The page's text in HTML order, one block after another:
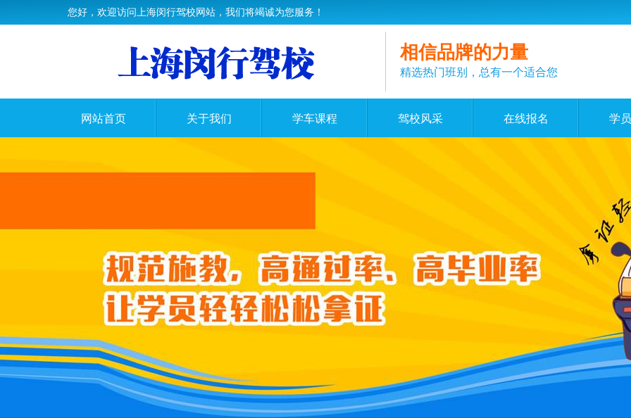
您好，欢迎访问上海闵行驾校网站，我们将竭诚为您服务！
相信品牌的力量
精选热门班别，总有一个适合您
网站首页 关于我们 学车课程 驾校风采 在线报名 学